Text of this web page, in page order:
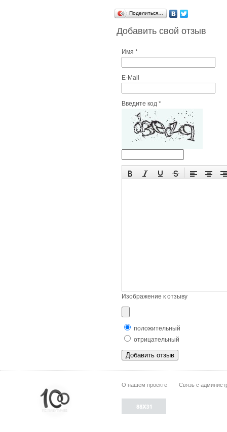
Поделиться…
Добавить свой отзыв
Имя *
E-Mail
Введите код *
Изображение к отзыву
положительный
отрицательный
О нашем проекте Связь с